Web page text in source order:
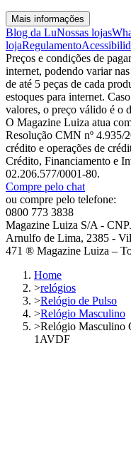
Mais informações
Blog da LuNossas lojas
lojaRegulamento
Preços e condições de
internet, podendo variar
de até 5 peças de cada
estoques para internet.
valores, o preço válido é o
O Magazine Luiza atua
Resolução CMN nº 4.935/
crédito e operações de
Crédito, Financiamento e
02.206.577/0001-80.
Compre pelo chat
ou compre pelo telefone:
0800 773 3838
Magazine Luiza S/A -
Arnulfo de Lima, 2385 -
471 ® Magazine Luiza –
Home
>relógios
>Relógio de Pulso
>Relógio Masculino
>Relógio Masculino
1AVDF